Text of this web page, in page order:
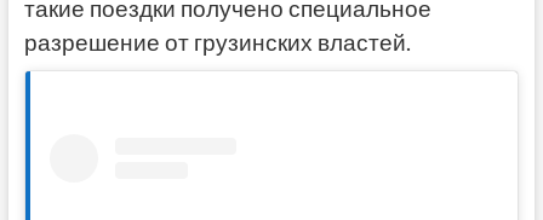
такие поездки получено специальное
разрешение от грузинских властей.